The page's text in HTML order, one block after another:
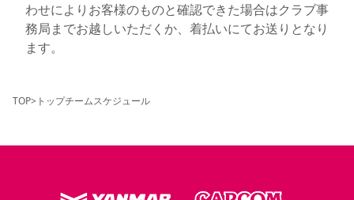
わせによりお客様のものと確認できた場合はクラブ事
務局までお越しいただくか、着払いにてお送りとなり
ます。
TOP> トップチームスケジュール